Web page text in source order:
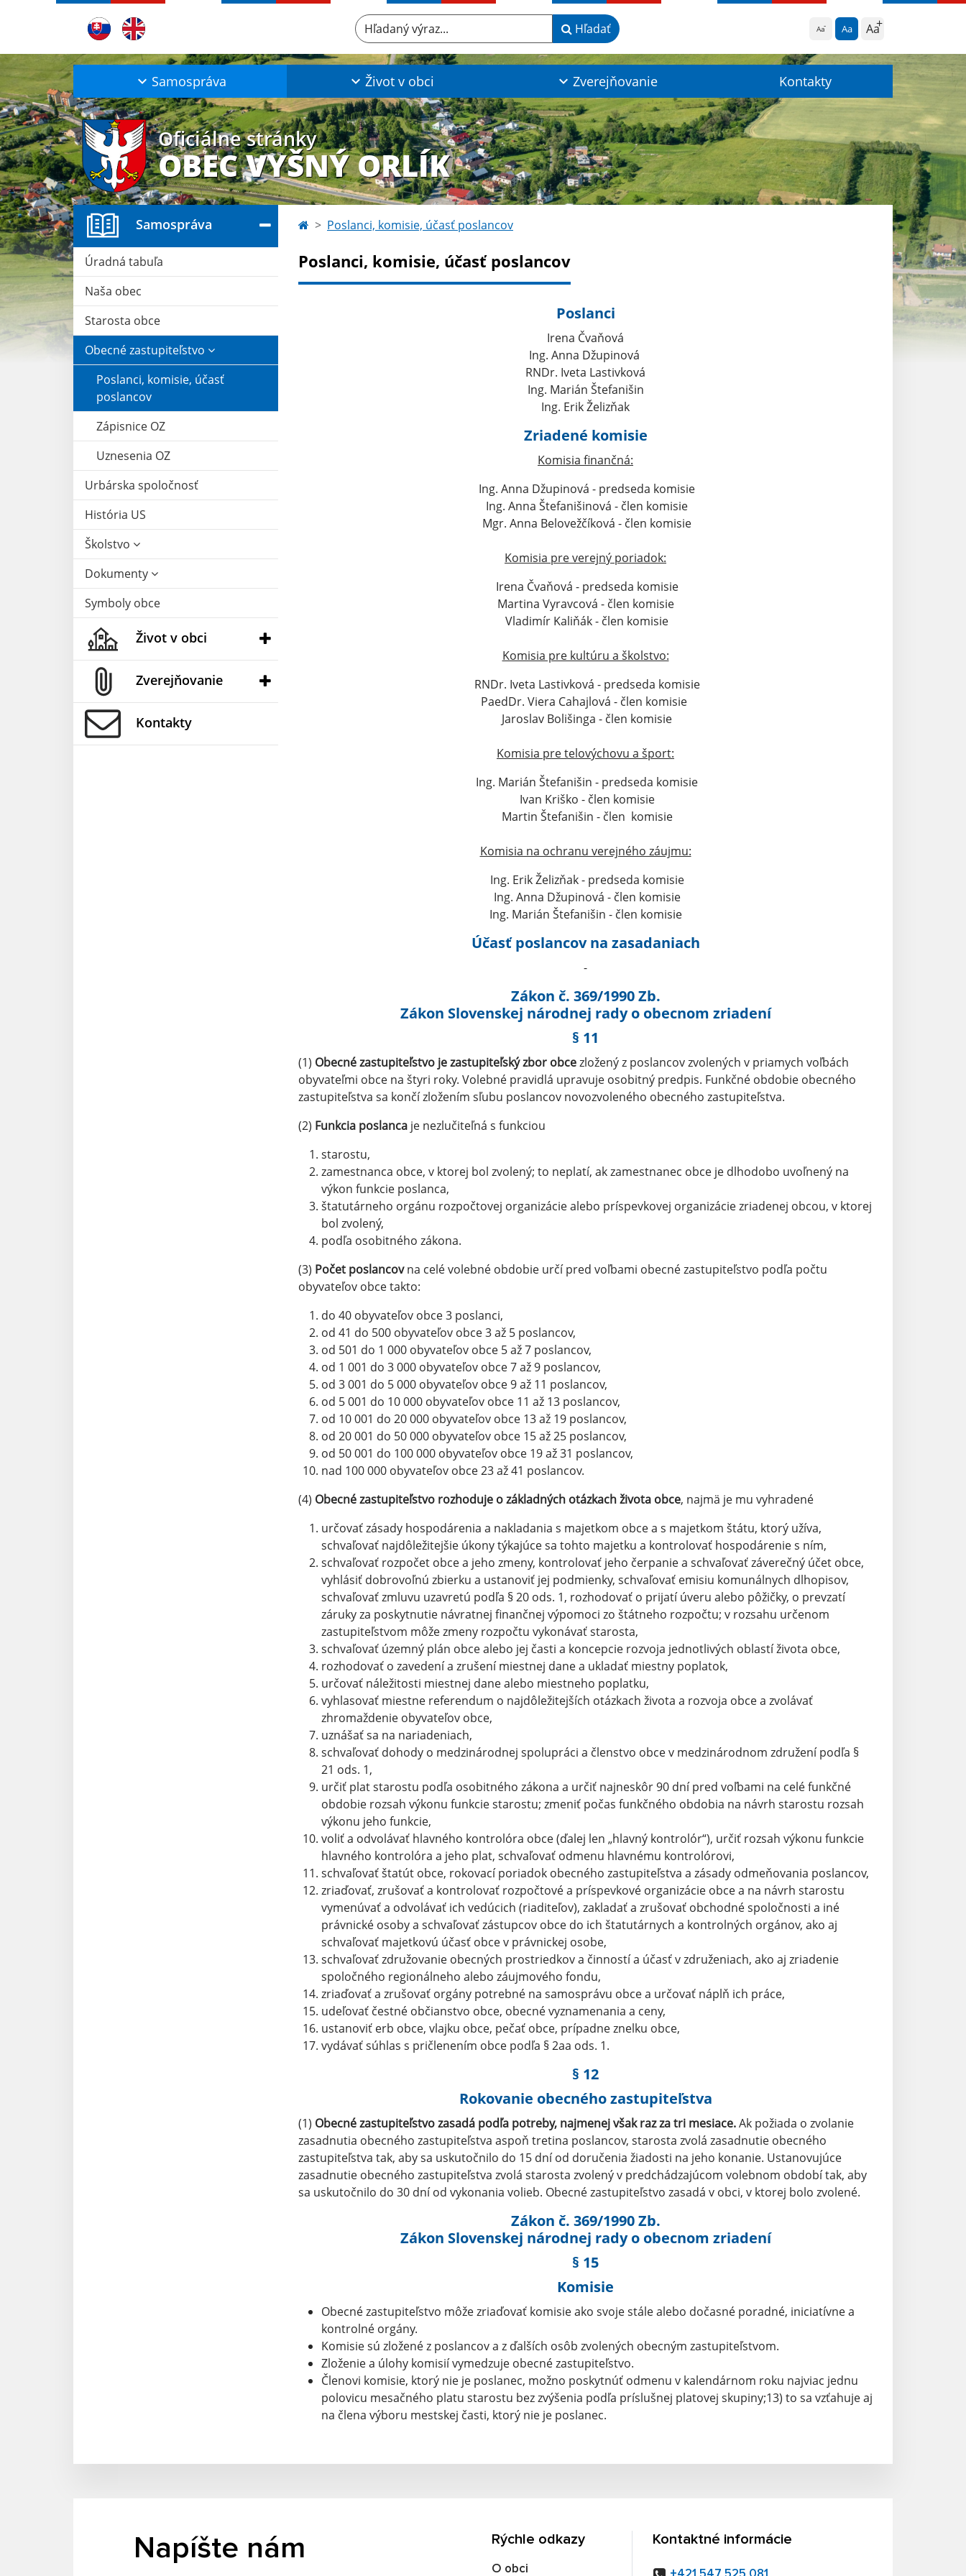
Aa Aa Aa
Hľadaný výraz... Hľadať
Samospráva Život v obci Zverejňovanie Kontakty
Oficiálne stránky
OBEC VYŠNÝ ORLÍK
Samospráva
Úradná tabuľa
Naša obec
Starosta obce
Obecné zastupiteľstvo
Poslanci, komisie, účasť
poslancov
Zápisnice OZ
Uznesenia OZ
Urbárska spoločnosť
História US
Školstvo
Dokumenty
Symboly obce
Život v obci
Zverejňovanie
Kontakty
Poslanci, komisie, účasť poslancov
Poslanci, komisie, účasť poslancov
Poslanci
Irena Čvaňová
Ing. Anna Džupinová
RNDr. Iveta Lastivková
Ing. Marián Štefanišin
Ing. Erik Želizňak
Zriadené komisie
Komisia finančná:
Ing. Anna Džupinová - predseda komisie
Ing. Anna Štefanišinová - člen komisie
Mgr. Anna Belovežčíková - člen komisie
Komisia pre verejný poriadok:
Irena Čvaňová - predseda komisie
Martina Vyravcová - člen komisie
Vladimír Kaliňák - člen komisie
Komisia pre kultúru a školstvo:
RNDr. Iveta Lastivková - predseda komisie
PaedDr. Viera Cahajlová - člen komisie
Jaroslav Bolišinga - člen komisie
Komisia pre telovýchovu a šport:
Ing. Marián Štefanišin - predseda komisie
Ivan Kriško - člen komisie
Martin Štefanišin - člen komisie
Komisia na ochranu verejného záujmu:
Ing. Erik Želizňak - predseda komisie
Ing. Anna Džupinová - člen komisie
Ing. Marián Štefanišin - člen komisie
Účasť poslancov na zasadaniach
-
Zákon č. 369/1990 Zb.
Zákon Slovenskej národnej rady o obecnom zriadení
§ 11
(1) Obecné zastupiteľstvo je zastupiteľský zbor obcezložený z poslancov zvolených v priamych voľbách
obyvateľmi obce na štyri roky. Volebné pravidlá upravuje osobitný predpis. Funkčné obdobie obecného
zastupiteľstva sa končí zložením sľubu poslancov novozvoleného obecného zastupiteľstva.
(2) Funkcia poslanca je nezlučiteľná s funkciou
starostu,
zamestnanca obce, v ktorej bol zvolený; to neplatí, ak zamestnanec obce je dlhodobo uvoľnený na
výkon funkcie poslanca,
štatutárneho orgánu rozpočtovej organizácie alebo príspevkovej organizácie zriadenej obcou, v ktorej
bol zvolený,
podľa osobitného zákona.
(3) Počet poslancovna celé volebné obdobie určí pred voľbami obecné zastupiteľstvo podľa počtu
obyvateľov obce takto:
do 40 obyvateľov obce 3 poslanci,
od 41 do 500 obyvateľov obce 3 až 5 poslancov,
od 501 do 1 000 obyvateľov obce 5 až 7 poslancov,
od 1 001 do 3 000 obyvateľov obce 7 až 9 poslancov,
od 3 001 do 5 000 obyvateľov obce 9 až 11 poslancov,
od 5 001 do 10 000 obyvateľov obce 11 až 13 poslancov,
od 10 001 do 20 000 obyvateľov obce 13 až 19 poslancov,
od 20 001 do 50 000 obyvateľov obce 15 až 25 poslancov,
od 50 001 do 100 000 obyvateľov obce 19 až 31 poslancov,
nad 100 000 obyvateľov obce 23 až 41 poslancov.
(4) Obecné zastupiteľstvo rozhoduje o základných otázkach života obce, najmä je mu vyhradené
určovať zásady hospodárenia a nakladania s majetkom obce a s majetkom štátu, ktorý užíva,
schvaľovať najdôležitejšie úkony týkajúce sa tohto majetku a kontrolovať hospodárenie s ním,
schvaľovať rozpočet obce a jeho zmeny, kontrolovať jeho čerpanie a schvaľovať záverečný účet obce,
vyhlásiť dobrovoľnú zbierku a ustanoviť jej podmienky, schvaľovať emisiu komunálnych dlhopisov,
schvaľovať zmluvu uzavretú podľa § 20 ods. 1, rozhodovať o prijatí úveru alebo pôžičky, o prevzatí
záruky za poskytnutie návratnej finančnej výpomoci zo štátneho rozpočtu; v rozsahu určenom
zastupiteľstvom môže zmeny rozpočtu vykonávať starosta,
schvaľovať územný plán obce alebo jej časti a koncepcie rozvoja jednotlivých oblastí života obce,
rozhodovať o zavedení a zrušení miestnej dane a ukladať miestny poplatok,
určovať náležitosti miestnej dane alebo miestneho poplatku,
vyhlasovať miestne referendum o najdôležitejších otázkach života a rozvoja obce a zvolávať
zhromaždenie obyvateľov obce,
uznášať sa na nariadeniach,
schvaľovať dohody o medzinárodnej spolupráci a členstvo obce v medzinárodnom združení podľa §
21 ods. 1,
určiť plat starostu podľa osobitného zákona a určiť najneskôr 90 dní pred voľbami na celé funkčné
obdobie rozsah výkonu funkcie starostu; zmeniť počas funkčného obdobia na návrh starostu rozsah
výkonu jeho funkcie,
voliť a odvolávať hlavného kontrolóra obce (ďalej len „hlavný kontrolór“), určiť rozsah výkonu funkcie
hlavného kontrolóra a jeho plat, schvaľovať odmenu hlavnému kontrolórovi,
schvaľovať štatút obce, rokovací poriadok obecného zastupiteľstva a zásady odmeňovania poslancov,
zriaďovať, zrušovať a kontrolovať rozpočtové a príspevkové organizácie obce a na návrh starostu
vymenúvať a odvolávať ich vedúcich (riaditeľov), zakladať a zrušovať obchodné spoločnosti a iné
právnické osoby a schvaľovať zástupcov obce do ich štatutárnych a kontrolných orgánov, ako aj
schvaľovať majetkovú účasť obce v právnickej osobe,
schvaľovať združovanie obecných prostriedkov a činností a účasť v združeniach, ako aj zriadenie
spoločného regionálneho alebo záujmového fondu,
zriaďovať a zrušovať orgány potrebné na samosprávu obce a určovať náplň ich práce,
udeľovať čestné občianstvo obce, obecné vyznamenania a ceny,
ustanoviť erb obce, vlajku obce, pečať obce, prípadne znelku obce,
vydávať súhlas s pričlenením obce podľa § 2aa ods. 1.
§ 12
Rokovanie obecného zastupiteľstva
(1) Obecné zastupiteľstvo zasadá podľa potreby, najmenej však raz za tri mesiace.Ak požiada o zvolanie
zasadnutia obecného zastupiteľstva aspoň tretina poslancov, starosta zvolá zasadnutie obecného
zastupiteľstva tak, aby sa uskutočnilo do 15 dní od doručenia žiadosti na jeho konanie. Ustanovujúce
zasadnutie obecného zastupiteľstva zvolá starosta zvolený v predchádzajúcom volebnom období tak, aby
sa uskutočnilo do 30 dní od vykonania volieb. Obecné zastupiteľstvo zasadá v obci, v ktorej bolo zvolené.
Zákon č. 369/1990 Zb.
Zákon Slovenskej národnej rady o obecnom zriadení
§ 15
Komisie
Obecné zastupiteľstvo môže zriaďovať komisie ako svoje stále alebo dočasné poradné, iniciatívne a
kontrolné orgány.
Komisie sú zložené z poslancov a z ďalších osôb zvolených obecným zastupiteľstvom.
Zloženie a úlohy komisií vymedzuje obecné zastupiteľstvo.
Členovi komisie, ktorý nie je poslanec, možno poskytnúť odmenu v kalendárnom roku najviac jednu
polovicu mesačného platu starostu bez zvýšenia podľa príslušnej platovej skupiny;13) to sa vzťahuje aj
na člena výboru mestskej časti, ktorý nie je poslanec.
Napíšte nám Rýchle odkazy
O obci
Kontaktné informácie